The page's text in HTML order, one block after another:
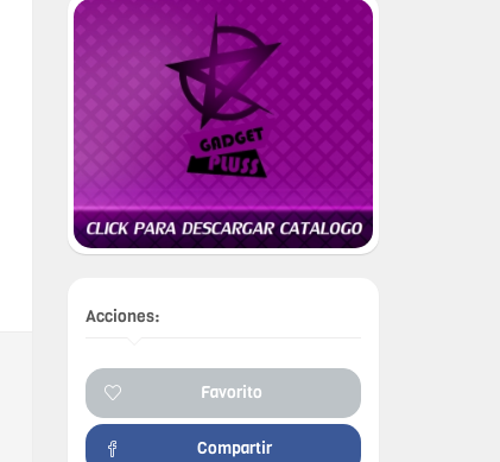
Acciones:
Favorito
Compartir